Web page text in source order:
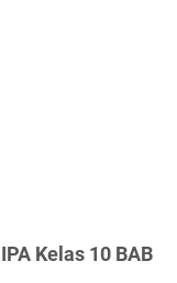
Kelas 10 BAB